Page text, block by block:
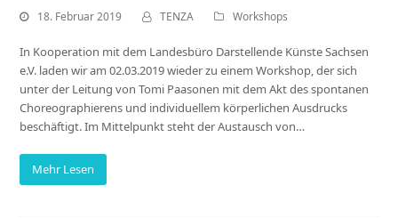
18. Februar 2019 TENZA Workshops
In Kooperation mit dem Landesbüro Darstellende Künste Sachsen
e.V. laden wir am 02.03.2019 wieder zu einem Workshop, der sich
unter der Leitung von Tomi Paasonen mit dem Akt des spontanen
Choreographierens und individuellem körperlichen Ausdrucks
beschäftigt. Im Mittelpunkt steht der Austausch von…
Mehr Lesen